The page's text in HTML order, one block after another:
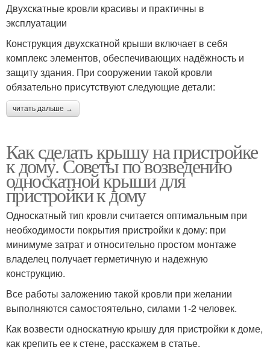
Двухскатные кровли красивы и практичны в
эксплуатации
Конструкция двухскатной крыши включает в себя
комплекс элементов, обеспечивающих надёжность и
защиту здания. При сооружении такой кровли
обязательно присутствуют следующие детали:
читать дальше →
Как сделать крышу на пристройке
к дому. Советы по возведению
односкатной крыши для
пристройки к дому
Односкатный тип кровли считается оптимальным при
необходимости покрытия пристройки к дому: при
минимуме затрат и относительно простом монтаже
владелец получает герметичную и надежную
конструкцию.
Все работы заложению такой кровли при желании
выполняются самостоятельно, силами 1-2 человек.
Как возвести односкатную крышу для пристройки к доме,
как крепить ее к стене, расскажем в статье.